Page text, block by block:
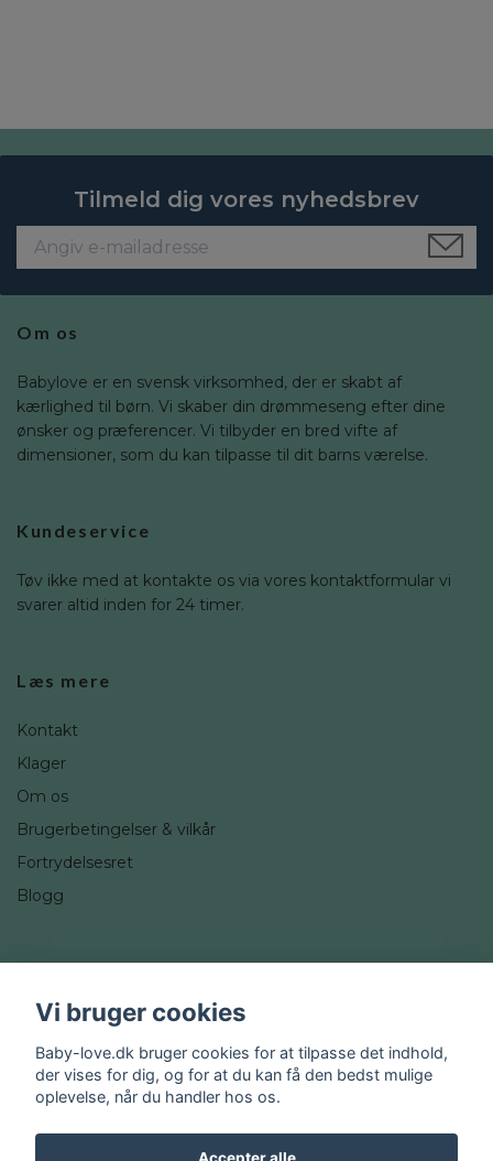
Tilmeld dig vores nyhedsbrev
Om os
Babylove er en svensk virksomhed, der er skabt af
kærlighed til børn. Vi skaber din drømmeseng efter dine
ønsker og præferencer. Vi tilbyder en bred vifte af
dimensioner, som du kan tilpasse til dit barns værelse.
Kundeservice
Tøv ikke med at kontakte os via vores kontaktformular vi
svarer altid inden for 24 timer.
Læs mere
Kontakt
Klager
Om os
Brugerbetingelser & vilkår
Fortrydelsesret
Blogg
Instagram
Vi bruger cookies
Baby-love.dk bruger cookies for at tilpasse det indhold,
der vises for dig, og for at du kan få den bedst mulige
oplevelse, når du handler hos os.
Accepter alle